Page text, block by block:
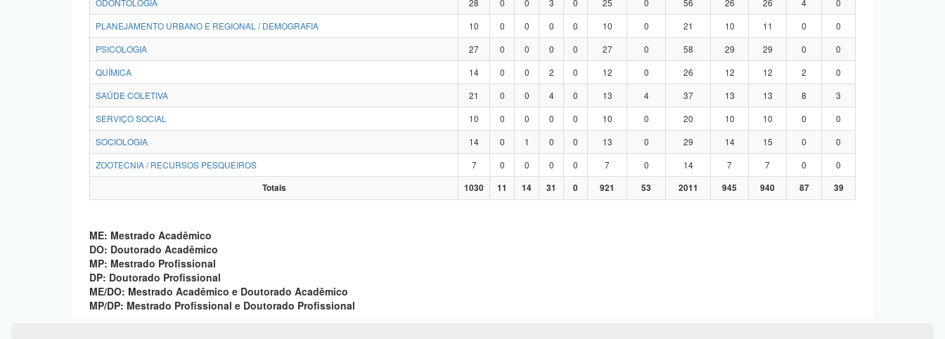
ODONTOLOGIA
28 0 0 3 0 25 0 56 26 26 4
0
PLANEJAMENTO URBANO E REGIONAL / DEMOGRAFIA
10 0 0 0 0 10 0 21 10 11 0
0
PSICOLOGIA
27 0 0 0 0 27 0 58 29 29 0
0
QUÍMICA
14 0 0 2 0 12 0 26 12 12 2
0
SAÚDE COLETIVA
21 0 0 4 0 13 4 37 13 13 8
3
SERVIÇO SOCIAL
10 0 0 0 0 10 0 20 10 10 0
0
SOCIOLOGIA
14 0 1 0 0 13 0 29 14 15 0
0
ZOOTECNIA / RECURSOS PESQUEIROS
7 0 0 0 0 7 0 14 7 7 0
0
Totais
1030 11 14 31 0 921 53 2011 945 940 87 39
ME: Mestrado Acadêmico
DO: Doutorado Acadêmico
MP: Mestrado Profissional
DP: Doutorado Profissional
ME/DO: Mestrado Acadêmico e Doutorado Acadêmico
MP/DP: Mestrado Profissional e Doutorado Profissional